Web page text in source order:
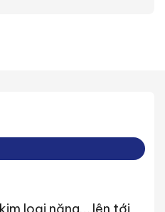
loại nặng… lên tới